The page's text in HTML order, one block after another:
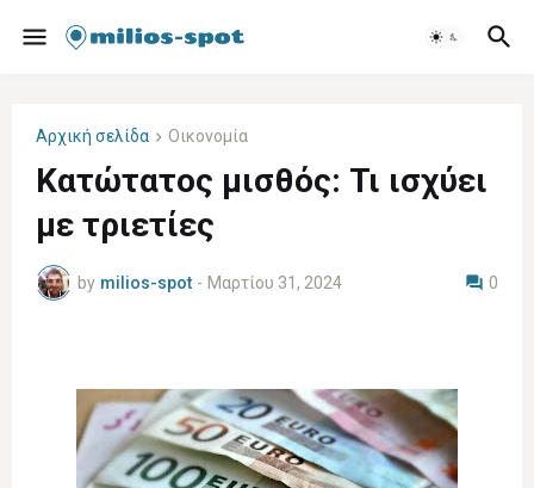
Αρχική σελίδα Οικονομία
Κατώτατος μισθός: Τι ισχύει
με τριετίες
by milios-spot - Μαρτίου 31, 2024 0